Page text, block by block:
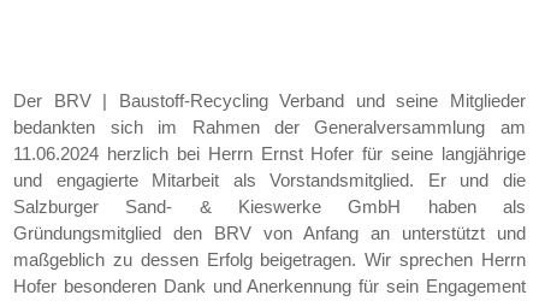
Der BRV | Baustoff-Recycling Verband und seine Mitglieder
bedankten sich im Rahmen der Generalversammlung am
11.06.2024 herzlich bei Herrn Ernst Hofer für seine langjährige
und engagierte Mitarbeit als Vorstandsmitglied. Er und die
Salzburger Sand- & Kieswerke GmbH haben als
Gründungsmitglied den BRV von Anfang an unterstützt und
maßgeblich zu dessen Erfolg beigetragen. Wir sprechen Herrn
Hofer besonderen Dank und Anerkennung für sein Engagement